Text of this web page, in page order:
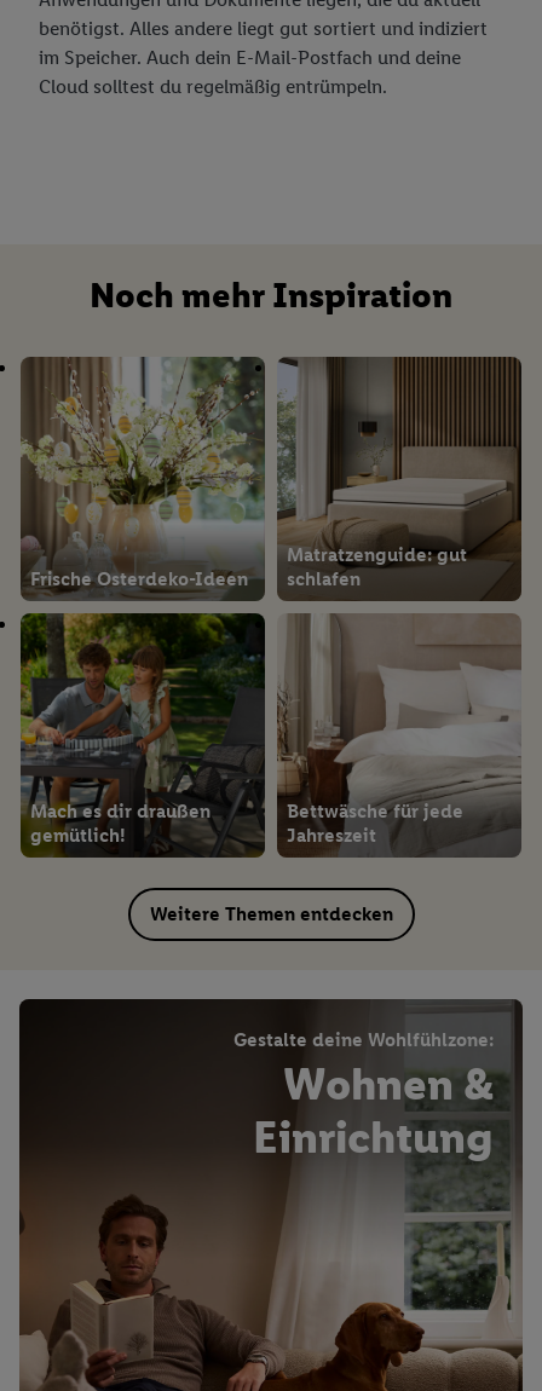
benötigst. Alles andere liegt gut sortiert und indiziert
im Speicher. Auch dein E-Mail-Postfach und deine
Cloud solltest du regelmäßig entrümpeln.
Noch mehr Inspiration
Frische Osterdeko-Ideen
Matratzenguide: gut
schlafen
Mach es dir draußen
gemütlich!
Bettwäsche für jede
Jahreszeit
Weitere Themen entdecken
Gestalte deine Wohlfühlzone:
Wohnen &
Einrichtung